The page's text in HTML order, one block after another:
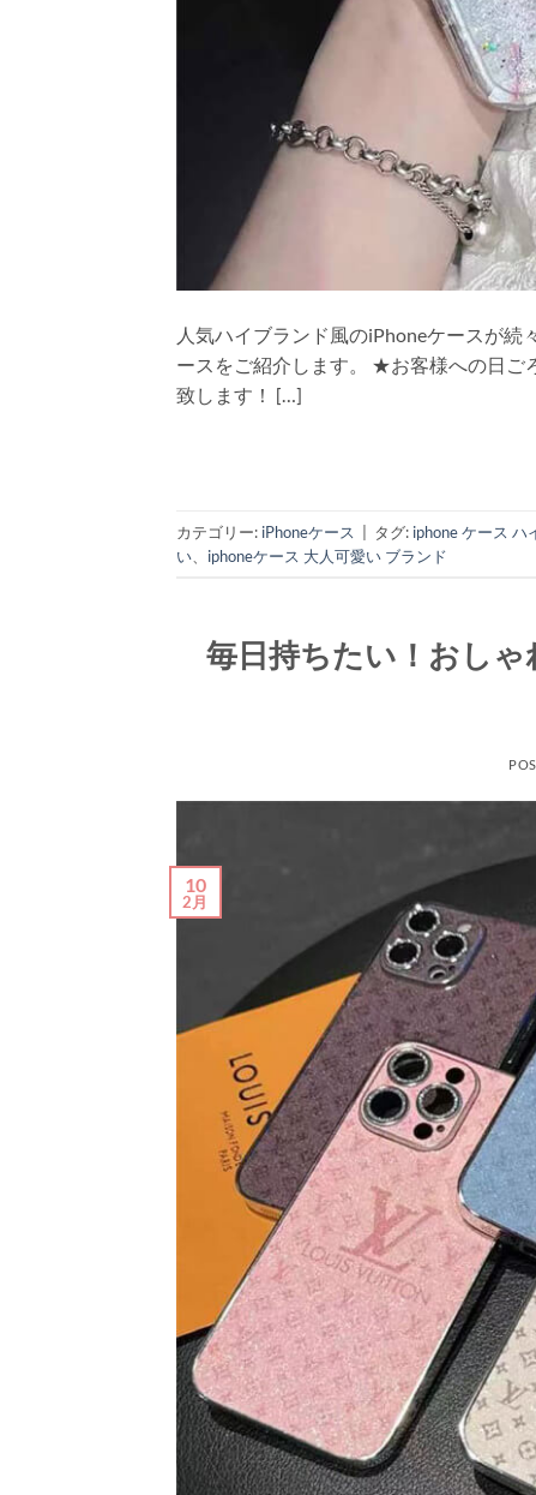
人気ハイブランド風のiPhoneケースが
ースをご紹介します。 ★お客様への日ご
致します！ […]
カテゴリー: iPhoneケース タグ: iphone ケース ハ
い
iphoneケース 大人可愛い ブランド
毎日持ちたい！おし
10
2月